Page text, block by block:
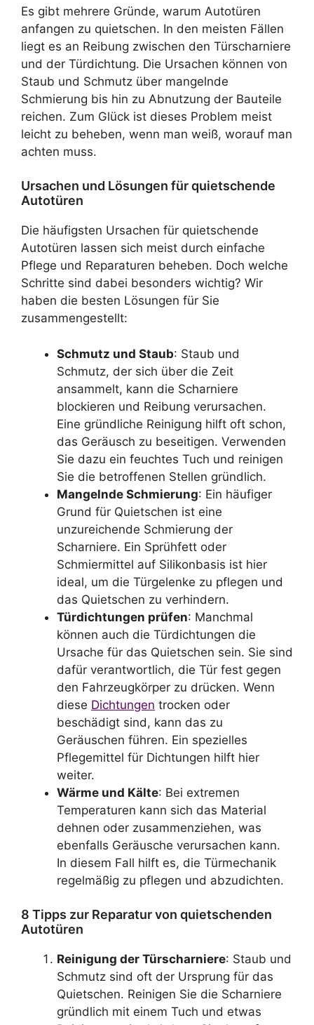
Es gibt mehrere Gründe, warum Autotüren
anfangen zu quietschen. In den meisten Fällen
liegt es an Reibung zwischen den Türscharniere
und der Türdichtung. Die Ursachen können von
Staub und Schmutz über mangelnde
Schmierung bis hin zu Abnutzung der Bauteile
reichen. Zum Glück ist dieses Problem meist
leicht zu beheben, wenn man weiß, worauf man
achten muss.
Ursachen und Lösungen für quietschende
Autotüren
Die häufigsten Ursachen für quietschende
Autotüren lassen sich meist durch einfache
Pflege und Reparaturen beheben. Doch welche
Schritte sind dabei besonders wichtig? Wir
haben die besten Lösungen für Sie
zusammengestellt:
Schmutz und Staub: Staub und
Schmutz, der sich über die Zeit
ansammelt, kann die Scharniere
blockieren und Reibung verursachen.
Eine gründliche Reinigung hilft oft schon,
das Geräusch zu beseitigen. Verwenden
Sie dazu ein feuchtes Tuch und reinigen
Sie die betroffenen Stellen gründlich.
Mangelnde Schmierung: Ein häufiger
Grund für Quietschen ist eine
unzureichende Schmierung der
Scharniere. Ein Sprühfett oder
Schmiermittel auf Silikonbasis ist hier
ideal, um die Türgelenke zu pflegen und
das Quietschen zu verhindern.
Türdichtungen prüfen: Manchmal
können auch die Türdichtungen die
Ursache für das Quietschen sein. Sie sind
dafür verantwortlich, die Tür fest gegen
den Fahrzeugkörper zu drücken. Wenn
diese Dichtungen trocken oder
beschädigt sind, kann das zu
Geräuschen führen. Ein spezielles
Pflegemittel für Dichtungen hilft hier
weiter.
Wärme und Kälte: Bei extremen
Temperaturen kann sich das Material
dehnen oder zusammenziehen, was
ebenfalls Geräusche verursachen kann.
In diesem Fall hilft es, die Türmechanik
regelmäßig zu pflegen und abzudichten.
8 Tipps zur Reparatur von quietschenden
Autotüren
Reinigung der Türscharniere: Staub und
Schmutz sind oft der Ursprung für das
Quietschen. Reinigen Sie die Scharniere
gründlich mit einem Tuch und etwas